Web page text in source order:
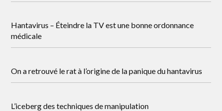
Hantavirus – Éteindre la TV est une bonne ordonnance
médicale
On a retrouvé le rat à l’origine de la panique du hantavirus
L’iceberg des techniques de manipulation